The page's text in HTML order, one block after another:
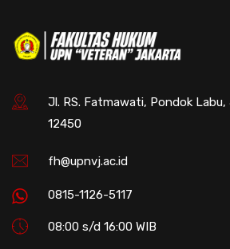
Jl. RS. Fatmawati, Pondok
12450
fh@upnvj.ac.id
0815-1126-5117
08:00 s/d 16:00 WIB